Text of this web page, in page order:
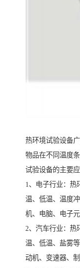
热环境试验设备
物品在不同温度
试验设备的主要应
1、电子行业：热
温、低温、温度
机、电脑、电子元
2、汽车行业：热
温、低温、盐雾
动机、变速器、制